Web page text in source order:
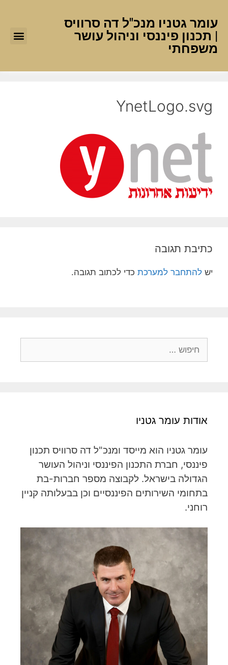
עומר גטניו מנכ"ל דה סרוויס
| תכנון פיננסי וניהול עושר
משפחתי
YnetLogo.svg
כתיבת תגובה
יש להתחבר למערכת כדי לכתוב תגובה.
אודות עומר גטניו
עומר גטניו הוא מייסד ומנכ"ל דה סרוויס תכנון
פיננסי, חברת התכנון הפיננסי וניהול העושר
הגדולה בישראל. לקבוצה מספר חברות-בת
בתחומי השירותים הפיננסיים וכן בבעלותה קניין
רוחני.